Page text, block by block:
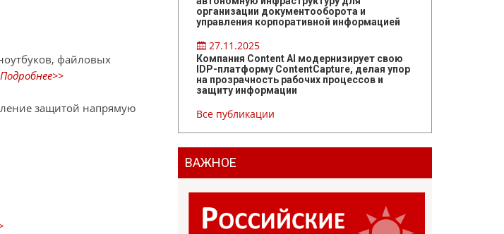
файловых
Подробнее>>
защитой напрямую
организации документооборота и
управления корпоративной информацией
27.11.2025
Компания Content AI модернизирует свою
IDP-платформу ContentCapture, делая упор
на прозрачность рабочих процессов и
защиту информации
Все публикации
ВАЖНОЕ